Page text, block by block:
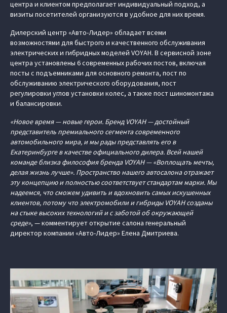
центра и клиентом предполагает индивидуальный подход, а
визиты посетителей организуются в удобное для них время.
Дилерский центр «Авто-Лидер» обладает всеми
возможностями для быстрого и качественного обслуживания
электрических и гибридных моделей VOYAH. В сервисной зоне
центра установлены 6 современных рабочих постов, включая
посты с подъемниками для основного ремонта, пост по
обслуживанию электрического оборудования, пост
регулировки углов установки колес, а также пост шиномонтажа
и балансировки.
«Новое время — новые герои. Бренд VOYAH — достойный
представитель премиального сегмента современного
автомобильного мира, и мы рады представлять его в
Екатеринбурге в качестве официального дилера. Всей нашей
команде близка философия бренда VOYAH — «Воплощать мечты,
делая жизнь лучше». Пространство нашего автосалона отражает
эту концепцию и полностью соответствует стандартам марки. Мы
надеемся, что сможем удивить и вдохновить самых искушенных
клиентов, потому что электромобили и гибриды VOYAH созданы
на стыке высоких технологий и с заботой об окружающей
среде», — комментирует открытие салона генеральный
директор компании «Авто-Лидер» Елена Дмитриева.